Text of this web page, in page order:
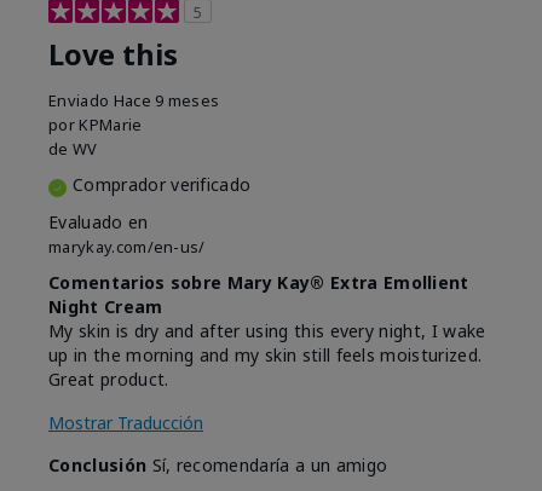
5
Love this
Enviado Hace 9 meses
por KPMarie
de WV
Comprador verificado
Evaluado en
marykay.com/en-us/
Comentarios sobre Mary Kay® Extra Emollient
Night Cream
My skin is dry and after using this every night, I wake
up in the morning and my skin still feels moisturized.
Great product.
Mostrar Traducción
Conclusión Sí, recomendaría a un amigo